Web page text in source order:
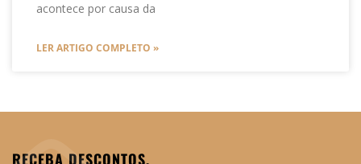
acontece por causa da
LER ARTIGO COMPLETO »
RECEBA DESCONTOS,